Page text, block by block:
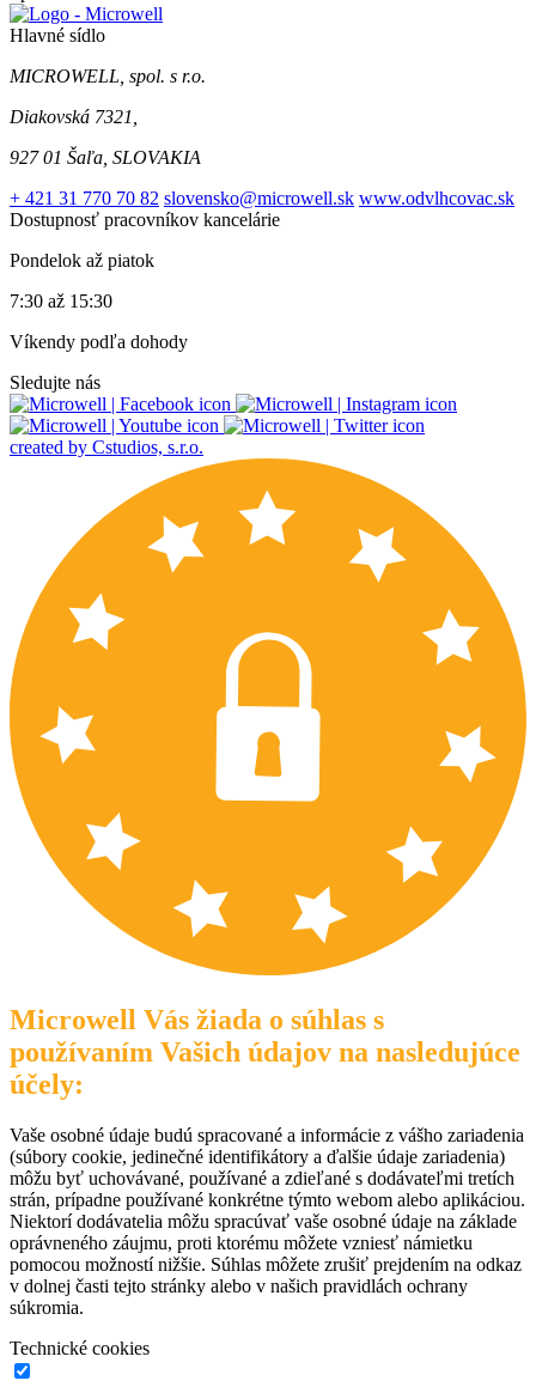
Hlavné sídlo
MICROWELL, spol. s r.o.
Diakovská 7321,
927 01 Šaľa, SLOVAKIA
+ 421 31 770 70 82 slovensko@microwell.sk www.odvlhcovac.sk
Dostupnosť pracovníkov kancelárie
Pondelok až piatok
7:30 až 15:30
Víkendy podľa dohody
Sledujte nás
created by Cstudios, s.r.o.
Microwell Vás žiada o súhlas s
používaním Vašich údajov na nasledujúce
účely:
Vaše osobné údaje budú spracované a informácie z vášho zariadenia
(súbory cookie, jedinečné identifikátory a ďalšie údaje zariadenia)
môžu byť uchovávané, používané a zdieľané s dodávateľmi tretích
strán, prípadne používané konkrétne týmto webom alebo aplikáciou.
Niektorí dodávatelia môžu spracúvať vaše osobné údaje na základe
oprávneného záujmu, proti ktorému môžete vzniesť námietku
pomocou možností nižšie. Súhlas môžete zrušiť prejdením na odkaz
v dolnej časti tejto stránky alebo v našich pravidlách ochrany
súkromia.
Technické cookies